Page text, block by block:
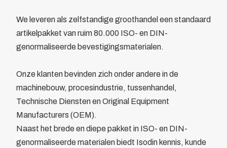
AED
Camera in Beeld
Duurzaamheid
Collectief
Beveiliging
Bewegwijzering
Brandverzekering
Energiekosten Besparing
Juridische dienstverlening
We leveren als zelfstandige groothandel een standaard
artikelpakket van ruim 80.000 ISO- en DIN-
genormaliseerde bevestigingsmaterialen.
Onze klanten bevinden zich onder andere in de
machinebouw, procesindustrie, tussenhandel,
Technische Diensten en Original Equipment
Manufacturers (OEM).
Naast het brede en diepe pakket in ISO- en DIN-
genormaliseerde materialen biedt Isodin kennis, kunde